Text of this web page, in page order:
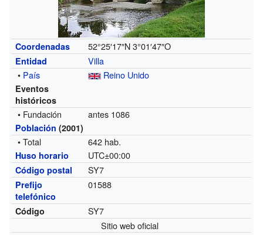
Coordenadas 52°25′17″N 3°01′47″O
Entidad
Villa
• País Reino Unido
Eventos
históricos
• Fundación antes 1086
Población (2001)
• Total 642 hab.
Huso horario UTC±00:00
Código postal SY7
Prefijo
telefónico
01588
Código
SY7
Sitio web oficial